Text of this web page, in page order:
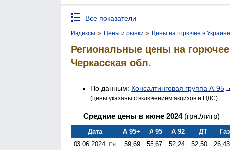
Все показатели
Индексы » Цены и рынки » Цены на горючее в Украине
Региональные цены на горючее
Черкасская обл.
По данным: Консалтинговая группа А-95
(цены указаны с включением акцизов и НДС)
Средние цены в июне 2024 (грн./литр)
Дата А 95+ А 95 А 92 ДТ
Газ
03.06.2024
Пн 59,69 55,67 52,24 52,50
26,43